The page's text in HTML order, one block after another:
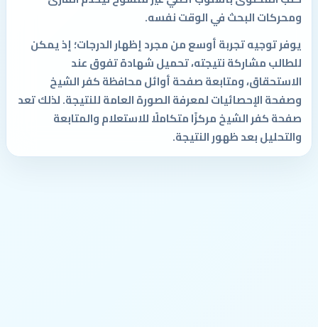
ومحركات البحث في الوقت نفسه.
يوفر توجيه تجربة أوسع من مجرد إظهار الدرجات؛ إذ يمكن
للطالب مشاركة نتيجته، تحميل شهادة تفوق عند
الاستحقاق، ومتابعة صفحة أوائل محافظة كفر الشيخ
وصفحة الإحصائيات لمعرفة الصورة العامة للنتيجة. لذلك تعد
صفحة كفر الشيخ مركزًا متكاملًا للاستعلام والمتابعة
والتحليل بعد ظهور النتيجة.